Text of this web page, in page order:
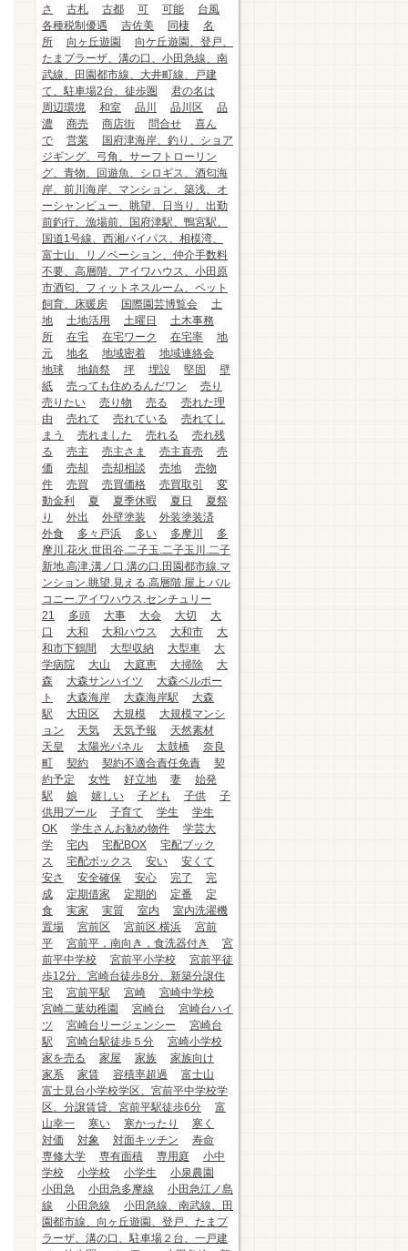
さ
古札 古都 可 可能
台風
各種税制優遇
吉佐美 同棲
名
所
向ヶ丘遊園
向ケ丘遊園、登戸、
たまプラーザ、溝の口、小田急線、南
武線、田園都市線、大井町線、戸建
て、駐車場2台、徒歩圏
君の名は
周辺環境
和室 品川 品川区
品
濃
商売 商店街 問合せ
喜ん
で
営業
国府津海岸、釣り、ショア
ジギング、弓角、サーフトローリン
グ、青物、回遊魚、シロギス、酒匂海
岸、前川海岸、マンション、築浅、オ
ーシャンビュー、眺望、日当り、出勤
前釣行、漁場前、国府津駅、鴨宮駅、
国道1号線、西湘バイパス、相模湾、
富士山、リノベーション、仲介手数料
不要、高層階、アイワハウス、小田原
市酒匂、フィットネスルーム、ペット
飼育、床暖房
国際園芸博覧会
土
地
土地活用 土曜日
土木事務
所
在宅 在宅ワーク 在宅率
地
元
地名 地域密着
地域連絡会
地球
地鎮祭 坪 埋設 堅固
壁
紙
売っても住めるんだワン
売り
売りたい
売り物 売る
売れた理
由
売れて 売れている
売れてし
まう
売れました 売れる
売れ残
る
売主 売主さま 売主直売
売
価
売却 売却相談 売地
売物
件
売買 売買価格 売買取引
変
動金利
夏 夏季休暇 夏日
夏祭
り
外出 外壁塗装
外装塗装済
外食
多々戸浜 多い 多摩川
多
摩川.花火.世田谷.二子玉.二子玉川.二子
新地.高津.溝ノ口.溝の口.田園都市線.マ
ンション.眺望.見える.高層階.屋上.バル
コニー.アイワハウス.センチュリー
21
多頭 大事 大会 大切
大
口
大和 大和ハウス 大和市
大
和市下鶴間
大型収納 大型車
大
学病院
大山 大庭恵 大掃除
大
森
大森サンハイツ
大森ベルポー
ト
大森海岸 大森海岸駅
大森
駅
大田区 大規模
大規模マンシ
ョン
天気 天気予報
天然素材
天皇
太陽光パネル 太鼓橋
奈良
町
契約 契約不適合責任免責
契
約予定
女性 好立地 妻
始発
駅
娘 嬉しい 子ども 子供
子
供用プール
子育て 学生
学生
OK
学生さんお勧め物件
学芸大
学
宅内 宅配BOX
宅配ブック
ス
宅配ボックス 安い
安くて
安さ
安全確保 安心 完了
完
成
定期借家 定期的 定番
定
食
実家 実質 室内
室内洗濯機
置場
宮前区 宮前区.横浜
宮前
平
宮前平，南向き，食洗器付き
宮
前平中学校
宮前平小学校
宮前平徒
歩12分、宮崎台徒歩8分、新築分譲住
宅
宮前平駅 宮崎
宮崎中学校
宮崎二葉幼稚園
宮崎台
宮崎台ハイ
ツ
宮崎台リージェンシー
宮崎台
駅
宮崎台駅徒歩５分
宮崎小学校
家を売る
家屋 家族
家族向け
家系
家賃 容積率超過
富士山
富士見台小学校学区、宮前平中学校学
区、分譲賃貸、宮前平駅徒歩6分
富
山幸一
寒い 寒かったり
寒く
対価
対象 対面キッチン
寿命
専修大学
専有面積 専用庭
小中
学校
小学校 小学生
小泉農園
小田急
小田急多摩線
小田急江ノ島
線
小田急線
小田急線、南武線、田
園都市線、向ヶ丘遊園、登戸、たまプ
ラーザ、溝の口、駐車場２台、一戸建